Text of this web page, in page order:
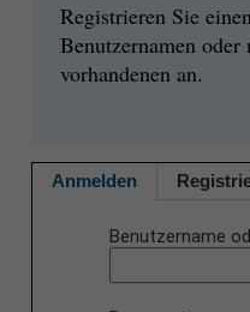
Registrieren Sie
Benutzernamen
vorhandenen an.
Anmelden
Benutzername